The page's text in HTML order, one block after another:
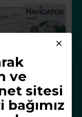
ve
sitesiNavigator A4 Fotokopi Kağıdı 80 g/m² 500 Yaprak x 5 Paket